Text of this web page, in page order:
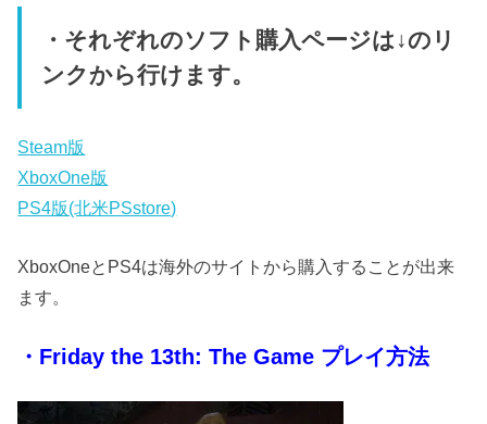
・それぞれのソフト購入ページは↓のリ
ンクから行けます。
Steam版
XboxOne版
PS4版(北米PSstore)
XboxOneとPS4は海外のサイトから購入することが出来
ます。
・Friday the 13th: The Game プレイ方法